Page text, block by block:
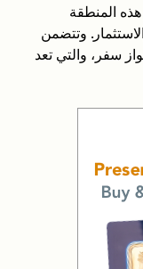
المنطقة
وتتضمن
سفر، والتي تعد